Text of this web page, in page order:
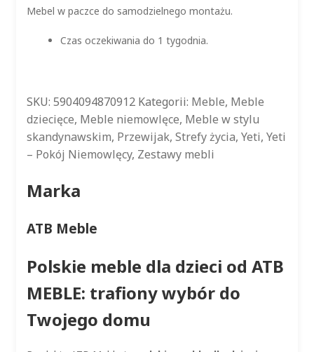
Mebel w paczce do samodzielnego montażu.
Czas oczekiwania do 1 tygodnia.
SKU: 5904094870912 Kategorii: Meble, Meble
dziecięce, Meble niemowlęce, Meble w stylu
skandynawskim, Przewijak, Strefy życia, Yeti, Yeti
– Pokój Niemowlęcy, Zestawy mebli
Marka
ATB Meble
Polskie meble dla dzieci od ATB
MEBLE: trafiony wybór do
Twojego domu